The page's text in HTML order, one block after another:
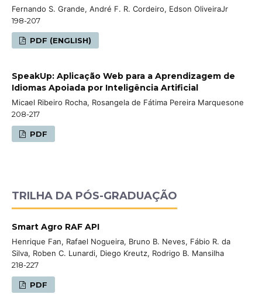
Fernando S. Grande, André F. R. Cordeiro, Edson OliveiraJr
198-207
PDF (ENGLISH)
SpeakUp: Aplicação Web para a Aprendizagem de
Idiomas Apoiada por Inteligência Artificial
Micael Ribeiro Rocha, Rosangela de Fátima Pereira Marquesone
208-217
PDF
TRILHA DA PÓS-GRADUAÇÃO
Smart Agro RAF API
Henrique Fan, Rafael Nogueira, Bruno B. Neves, Fábio R. da
Silva, Roben C. Lunardi, Diego Kreutz, Rodrigo B. Mansilha
218-227
PDF